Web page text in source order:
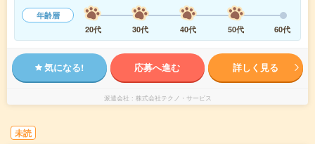
年齢層
20代
30代 40代 50代 60代
気になる! 応募へ進む 詳しく見る
派遣会社 株式会社テクノ・サービス
未読